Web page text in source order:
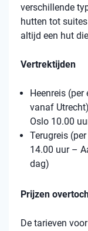
verschillende
hutten tot
altijd een hut
Vertrektijden
Heenreis
vanaf
Oslo 10.00
Terugreis
14.00 uur –
dag)
Prijzen
De tarieven